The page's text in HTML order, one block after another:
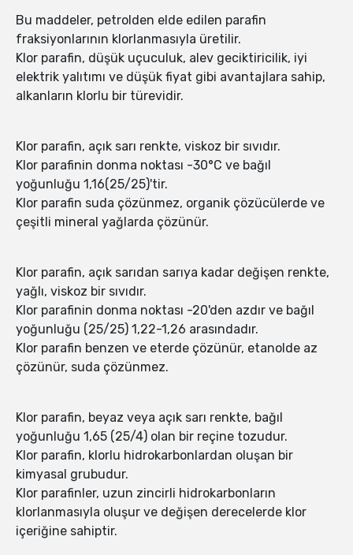
Bu maddeler, petrolden elde edilen parafin
fraksiyonlarının klorlanmasıyla üretilir.
Klor parafin, düşük uçuculuk, alev geciktiricilik, iyi
elektrik yalıtımı ve düşük fiyat gibi avantajlara sahip,
alkanların klorlu bir türevidir.
Klor parafin, açık sarı renkte, viskoz bir sıvıdır.
Klor parafinin donma noktası -30°C ve bağıl
yoğunluğu 1,16(25/25)'tir.
Klor parafin suda çözünmez, organik çözücülerde ve
çeşitli mineral yağlarda çözünür.
Klor parafin, açık sarıdan sarıya kadar değişen renkte,
yağlı, viskoz bir sıvıdır.
Klor parafinin donma noktası -20'den azdır ve bağıl
yoğunluğu (25/25) 1,22-1,26 arasındadır.
Klor parafin benzen ve eterde çözünür, etanolde az
çözünür, suda çözünmez.
Klor parafin, beyaz veya açık sarı renkte, bağıl
yoğunluğu 1,65 (25/4) olan bir reçine tozudur.
Klor parafin, klorlu hidrokarbonlardan oluşan bir
kimyasal grubudur.
Klor parafinler, uzun zincirli hidrokarbonların
klorlanmasıyla oluşur ve değişen derecelerde klor
içeriğine sahiptir.